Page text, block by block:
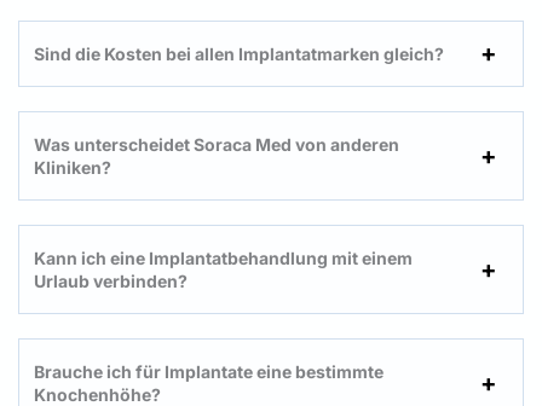
Sind die Kosten bei allen Implantatmarken gleich?
Was unterscheidet Soraca Med von anderen
Kliniken?
Kann ich eine Implantatbehandlung mit einem
Urlaub verbinden?
Brauche ich für Implantate eine bestimmte
Knochenhöhe?